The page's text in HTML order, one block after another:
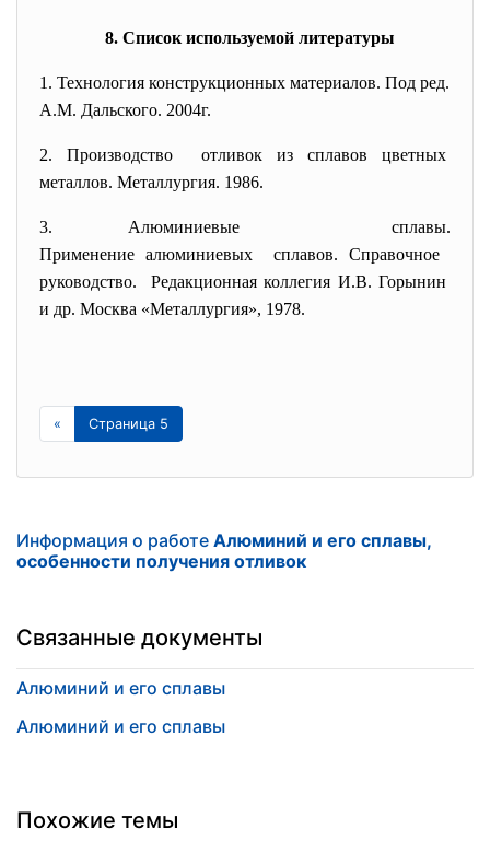
8. Список используемой литературы
1. Технология конструкционных материалов. Под ред.
А.М. Дальского. 2004г.
2. Производство отливок из сплавов цветных
металлов. Металлургия. 1986.
3. Алюминиевые сплавы.
Применение алюминиевых сплавов. Справочное
руководство. Редакционная коллегия И.В. Горынин
и др. Москва «Металлургия», 1978.
« Страница 5
Информация о работе Алюминий и его сплавы,
особенности получения отливок
Связанные документы
Алюминий и его сплавы
Алюминий и его сплавы
Похожие темы